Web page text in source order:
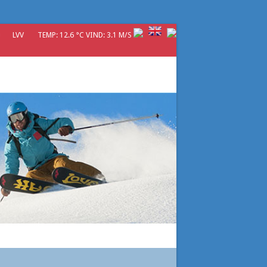
LVV TEMP: 12.6 °C VIND: 3.1 M/S